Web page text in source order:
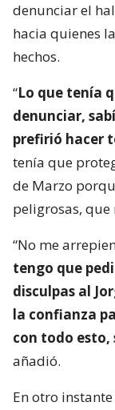
denunciar el
hacia quienes
hechos.
“Lo que tenía
denunciar,
prefirió hacer
tenía que
de Marzo
peligrosas, que
“No me
tengo que
disculpas al
la confianza
con todo
añadió.
En otro